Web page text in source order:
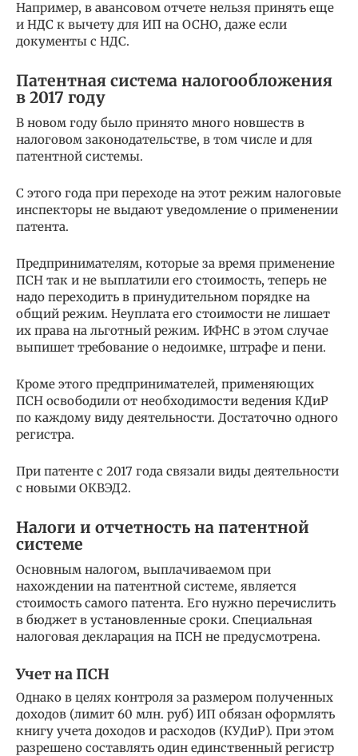
Например, в авансовом отчете нельзя принять еще
и НДС к вычету для ИП на ОСНО, даже если
документы с НДС.
Патентная система налогообложения
в 2017 году
В новом году было принято много новшеств в
налоговом законодательстве, в том числе и для
патентной системы.
С этого года при переходе на этот режим налоговые
инспекторы не выдают уведомление о применении
патента.
Предпринимателям, которые за время применение
ПСН так и не выплатили его стоимость, теперь не
надо переходить в принудительном порядке на
общий режим. Неуплата его стоимости не лишает
их права на льготный режим. ИФНС в этом случае
выпишет требование о недоимке, штрафе и пени.
Кроме этого предпринимателей, применяющих
ПСН освободили от необходимости ведения КДиР
по каждому виду деятельности. Достаточно одного
регистра.
При патенте с 2017 года связали виды деятельности
с новыми ОКВЭД2.
Налоги и отчетность на патентной
системе
Основным налогом, выплачиваемом при
нахождении на патентной системе, является
стоимость самого патента. Его нужно перечислить
в бюджет в установленные сроки. Специальная
налоговая декларация на ПСН не предусмотрена.
Учет на ПСН
Однако в целях контроля за размером полученных
доходов (лимит 60 млн. руб) ИП обязан оформлять
книгу учета доходов и расходов (КУДиР). При этом
разрешено составлять один единственный регистр